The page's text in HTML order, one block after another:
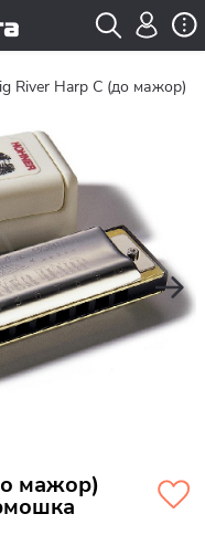
River Harp C (до мажор)
мажор)